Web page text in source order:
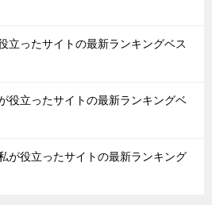
立ったサイトの最新ランキングベス
役立ったサイトの最新ランキングベ
が役立ったサイトの最新ランキング